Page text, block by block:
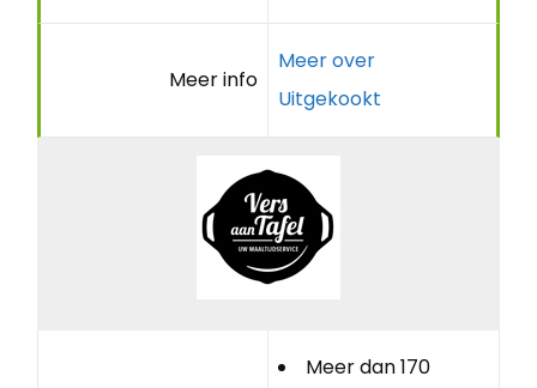
Meer info
Meer over
Uitgekookt
Meer dan 170